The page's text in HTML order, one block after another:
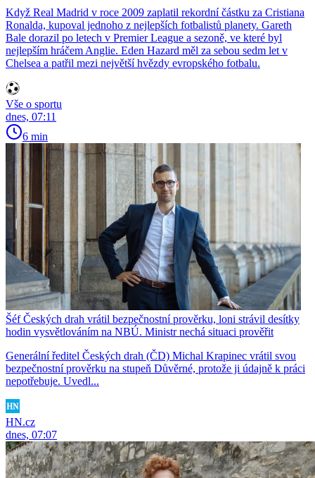
Když Real Madrid v roce 2009 zaplatil rekordní částku za Cristiana
Ronalda, kupoval jednoho z nejlepších fotbalistů planety. Gareth
Bale dorazil po letech v Premier League a sezoně, ve které byl
nejlepším hráčem Anglie. Eden Hazard měl za sebou sedm let v
Chelsea a patřil mezi největší hvězdy evropského fotbalu.
Vše o sportu
dnes, 07:11
6 min
Šéf Českých drah vrátil bezpečnostní prověrku, loni strávil desítky
hodin vysvětlováním na NBÚ. Ministr nechá situaci prověřit
Generální ředitel Českých drah (ČD) Michal Krapinec vrátil svou
bezpečnostní prověrku na stupeň Důvěrné, protože ji údajně k práci
nepotřebuje. Uvedl...
HN.cz
dnes, 07:07